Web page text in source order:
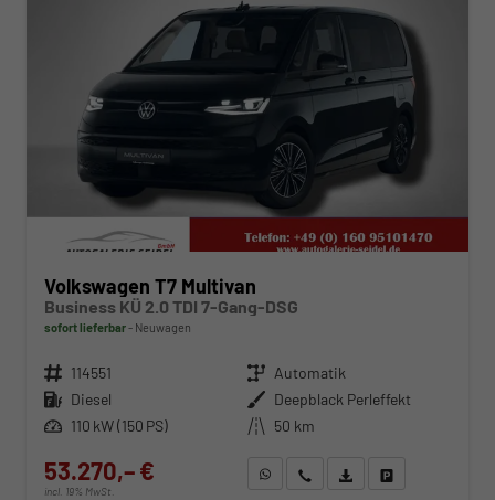
Volkswagen T7 Multivan
Business KÜ 2.0 TDI 7-Gang-DSG
sofort lieferbar Neuwagen
Fahrzeugnr. 114551 Getriebe Automatik
Kraftstoff Diesel Außenfarbe Deepblack Perleffekt
Leistung 110 kW (150 PS) Kilometerstand 50 km
53.270,– €
incl. 19% MwSt.
WhatsApp anfragen
Wir rufen Sie anFahrzeugexposé (PDF)